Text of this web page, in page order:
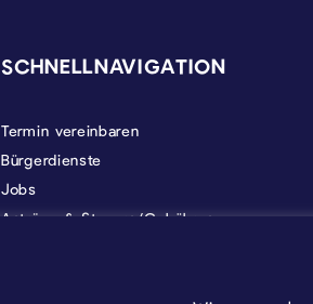
SCHNELLNAVIGATION
Termin vereinbaren
Bürgerdienste
Jobs
Anträge & Steuern/Gebühren